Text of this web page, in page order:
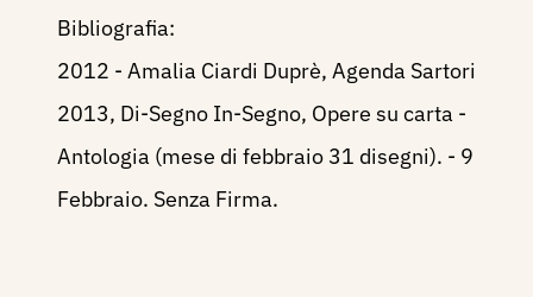
Bibliografia:
2012 - Amalia Ciardi Duprè, Agenda Sartori
2013, Di-Segno In-Segno, Opere su carta -
Antologia (mese di febbraio 31 disegni). - 9
Febbraio. Senza Firma.